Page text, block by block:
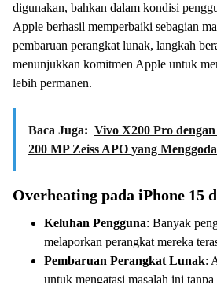
digunakan, bahkan dalam kondisi
Apple berhasil memperbaiki sebagian
pembaruan perangkat lunak, langkah
menunjukkan komitmen Apple untuk
lebih permanen.
Baca Juga: Vivo X200 Pro
200 MP Zeiss APO yang Menggoda
Overheating pada iPhone 15
Keluhan Pengguna: Banyak
melaporkan perangkat mereka
Pembaruan Perangkat Lunak:
untuk mengatasi masalah ini